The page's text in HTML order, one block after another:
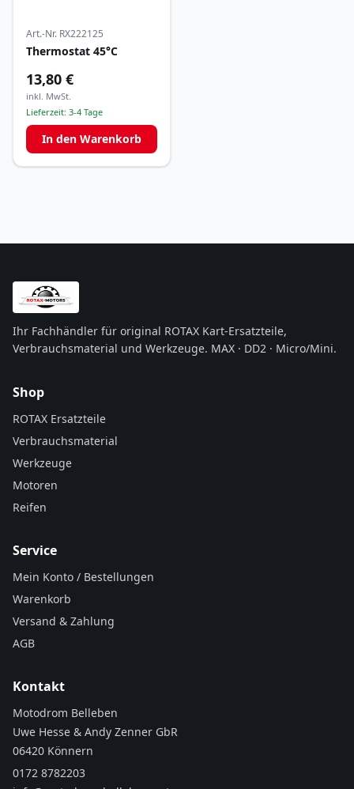
Art.-Nr. RX222125
Thermostat 45°C
13,80 €
inkl. MwSt.
Lieferzeit: 3-4 Tage
In den Warenkorb
Ihr Fachhändler für original ROTAX Kart-Ersatzteile,
Verbrauchsmaterial und Werkzeuge. MAX · DD2 · Micro/Mini.
Shop
ROTAX Ersatzteile
Verbrauchsmaterial
Werkzeuge
Motoren
Reifen
Service
Mein Konto / Bestellungen
Warenkorb
Versand & Zahlung
AGB
Kontakt
Motodrom Belleben
Uwe Hesse & Andy Zenner GbR
06420 Könnern
0172 8782203